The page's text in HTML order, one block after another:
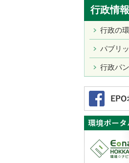
行政情報
行政の
パブリ
行政パ